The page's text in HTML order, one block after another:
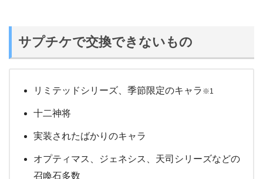
サプチケで交換できないもの
リミテッドシリーズ、季節限定のキャラ ※1
十二神将
実装されたばかりのキャラ
オプティマス、ジェネシス、天司シリーズなどの
召喚石多数